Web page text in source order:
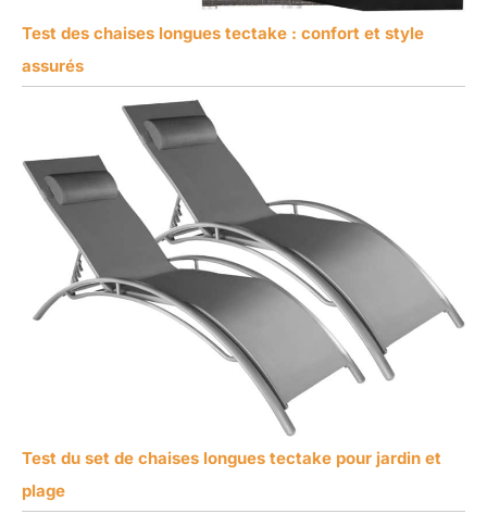
Test des chaises longues tectake : confort et style
assurés
Test du set de chaises longues tectake pour jardin et
plage